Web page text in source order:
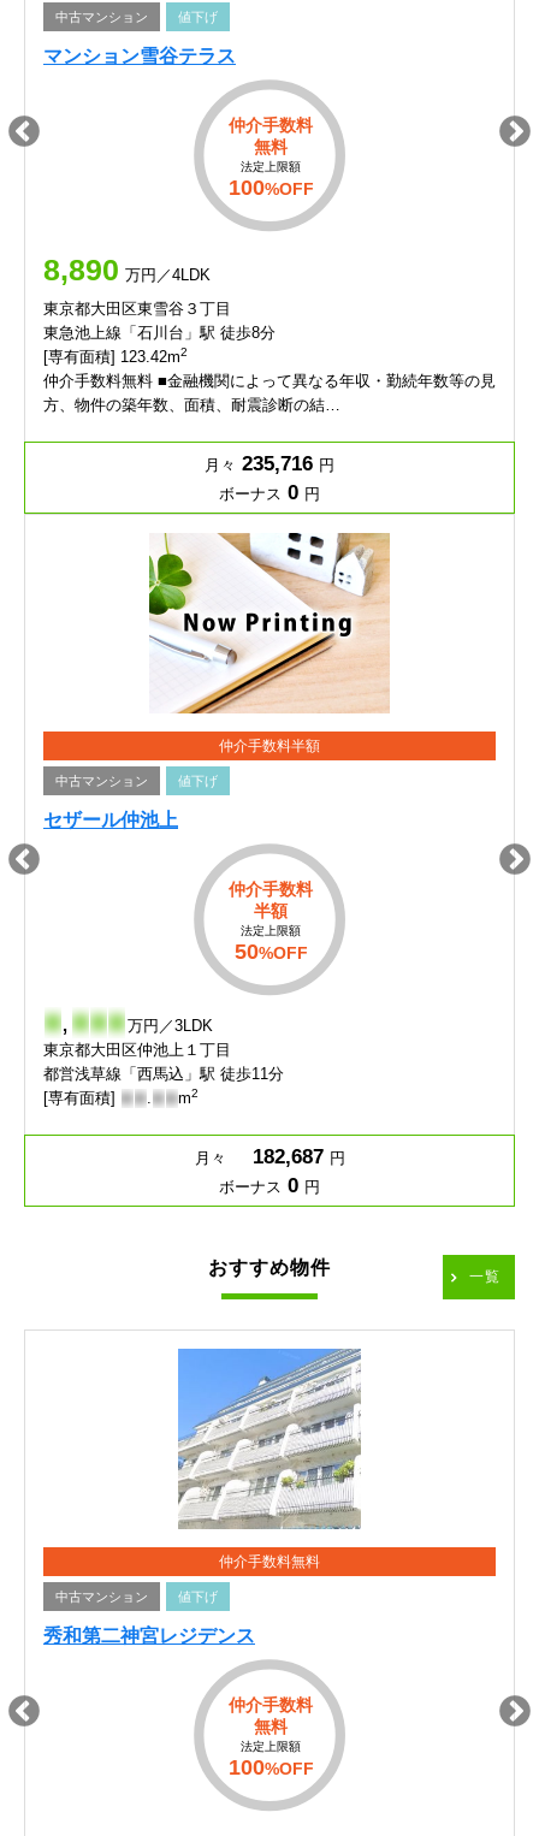
中古マンション 値下げ
マンション雪谷テラス
仲介手数料
無料
法定上限額
100%OFF
8,890 万円／4LDK
東京都大田区東雪谷３丁目
東急池上線「石川台」駅 徒歩8分
[専有面積] 123.42m2
仲介手数料無料 ■金融機関によって異なる年収・勤続年数等の見
方、物件の築年数、面積、耐震診断の結…
月々 235,716 円
ボーナス 0 円
仲介手数料半額
中古マンション 値下げ
セザール仲池上
仲介手数料
半額
法定上限額
50%OFF
- ,- - - 万円／3LDK
東京都大田区仲池上１丁目
都営浅草線「西馬込」駅 徒歩11分
[専有面積] - - .- - m2
月々 182,687 円
ボーナス 0 円
おすすめ物件 一覧
仲介手数料無料
中古マンション 値下げ
秀和第二神宮レジデンス
仲介手数料
無料
法定上限額
100%OFF